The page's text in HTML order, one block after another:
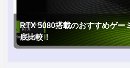
RTX 5080搭載のおすすめゲー
底比較！